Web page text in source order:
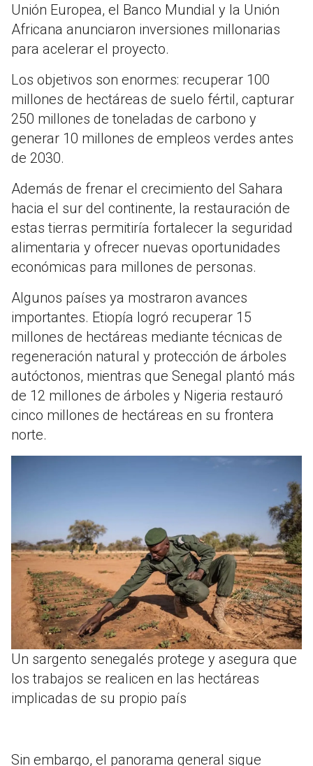
Unión Europea, el Banco Mundial y la Unión
Africana anunciaron inversiones millonarias
para acelerar el proyecto.
Los objetivos son enormes: recuperar 100
millones de hectáreas de suelo fértil, capturar
250 millones de toneladas de carbono y
generar 10 millones de empleos verdes antes
de 2030.
Además de frenar el crecimiento del Sahara
hacia el sur del continente, la restauración de
estas tierras permitiría fortalecer la seguridad
alimentaria y ofrecer nuevas oportunidades
económicas para millones de personas.
Algunos países ya mostraron avances
importantes. Etiopía logró recuperar 15
millones de hectáreas mediante técnicas de
regeneración natural y protección de árboles
autóctonos, mientras que Senegal plantó más
de 12 millones de árboles y Nigeria restauró
cinco millones de hectáreas en su frontera
norte.
Un sargento senegalés protege y asegura que
los trabajos se realicen en las hectáreas
implicadas de su propio país
Sin embargo, el panorama general sigue